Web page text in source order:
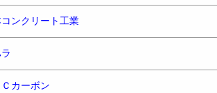
コンクリート工業
Ｃカーボン